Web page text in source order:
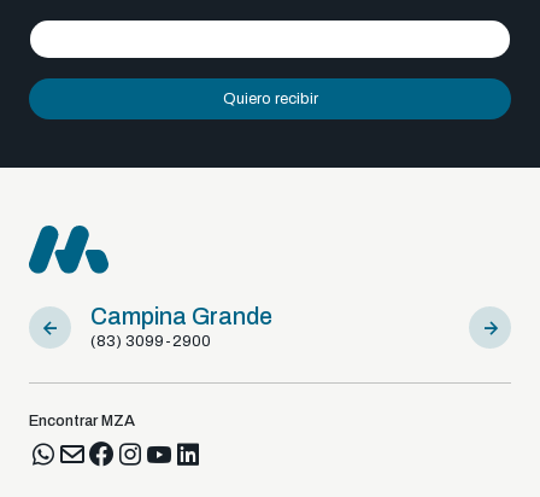
Quiero recibir
Campina Grande
(83) 3099-2900
Sousa
(83)
Encontrar MZA